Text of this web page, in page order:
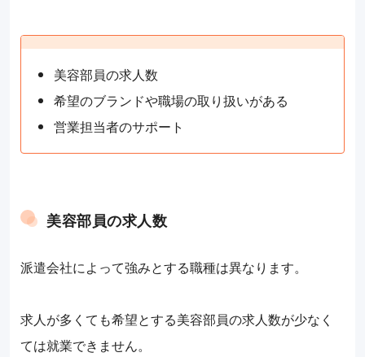
美容部員の求人数
希望のブランドや職場の取り扱いがある
営業担当者のサポート
美容部員の求人数
派遣会社によって強みとする職種は異なります。
求人が多くても希望とする美容部員の求人数が少なく
ては就業できません。